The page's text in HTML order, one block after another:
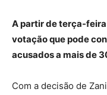
A partir de terça-
votação que pode
acusados a mais de
Com a decisão de